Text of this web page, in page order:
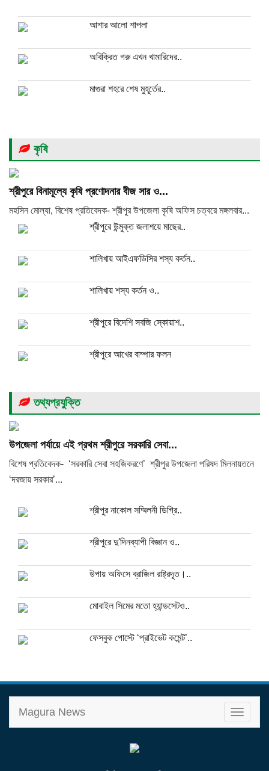
আশার আলো শাপলা
অবিক্রিত গরু এখন খামারিদের..
মাগুরা শহরে শেষ মুহূর্তের..
কৃষি
শ্রীপুরে বিনামূল্যে কৃষি প্রণোদনার বীজ সার ও...
মহসিন মোল্যা, বিশেষ প্রতিবেদক- শ্রীপুর উপজেলা কৃষি অফিস চত্বরে মঙ্গলবার...
শ্রীপুরে উন্মুক্ত জলাশয়ে মাছের..
শালিখায় আইএফডিসির শস্য কর্তন..
শালিখায় শস্য কর্তন ও..
শ্রীপুরে বিদেশি সবজি স্কোয়াশ..
শ্রীপুরে আখের বাম্পার ফলন
তথ্যপ্রযুক্তি
উপজেলা পর্যায়ে এই প্রথম শ্রীপুরে সরকারি সেবা...
বিশেষ প্রতিবেদক- ‘সরকারি সেবা সহজিকরণে’ শ্রীপুর উপজেলা পরিষদ মিলনায়তনে
‘দরজায় সরকার’...
শ্রীপুর নাকোল সম্মিলনী ডিগ্রি..
শ্রীপুরে দু'দিনব্যাপী বিজ্ঞান ও..
উপায় অফিসে ব্রাজিল রাষ্ট্রদূত।..
মোবাইল সিমের মতো হ্যান্ডসেটও..
ফেসবুক পোস্টে ‘প্রাইভেট কমেন্ট’..
T
o
g
l
Magura News